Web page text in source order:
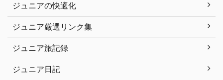
ジュニアの快適化
ジュニア厳選リンク集
ジュニア旅記録
ジュニア日記